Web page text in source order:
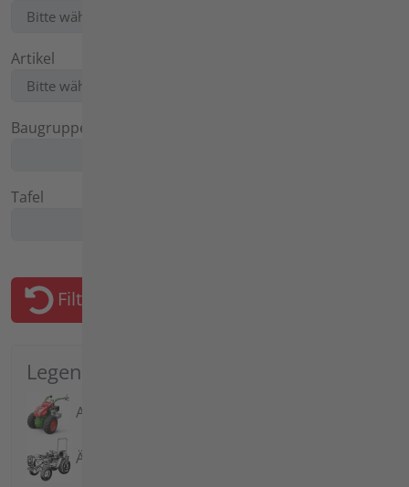
Artikel
Baugruppe
Tafel
Filter zurücksetzen
Legende
Aktuelle Modelle
Ältere Modelle